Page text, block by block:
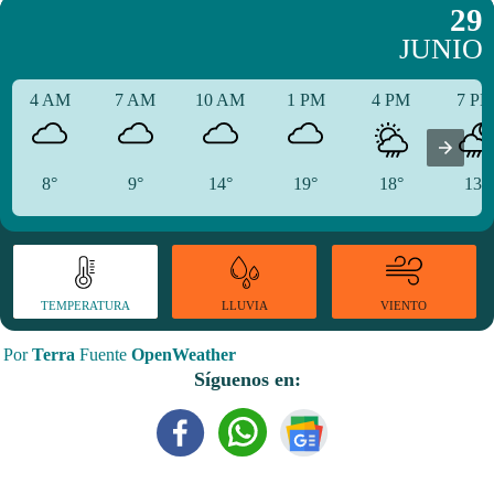
29
JUNIO
4 AM
8°
7 AM
9°
10 AM
14°
1 PM
19°
4 PM
18°
7
13°
TEMPERATURA LLUVIA VIENTO
PorTerra Fuente OpenWeather
Síguenos en: